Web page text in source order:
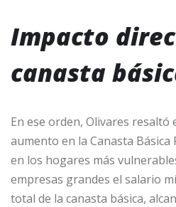
Impacto
canasta
En ese orden, Olivares resaltó
aumento en la Canasta Básica
en los hogares más
empresas grandes el salario
total de la canasta básica,